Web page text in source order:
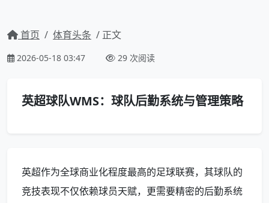
首页 / 体育头条 / 正文
2026-05-18 03:47 29 次阅读
英超球队WMS：球队后勤系统与管理策略
英超作为全球商业化程度最高的足球联赛，其球队的
竞技表现不仅依赖球员天赋，更需要精密的后勤系统